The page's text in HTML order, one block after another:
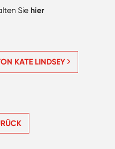
Sie hier
KATE LINDSEY